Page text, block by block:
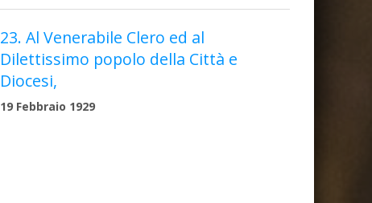
23. Al Venerabile Clero ed al
Dilettissimo popolo della Città e
Diocesi,
19 Febbraio 1929